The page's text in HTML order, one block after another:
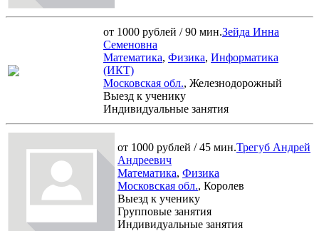
от 1000 рублей / 90 мин.Зейда Инна
Семеновна
Математика, Физика, Информатика
(ИКТ)
Московская обл., Железнодорожный
Выезд к ученику
Индивидуальные занятия
от 1000 рублей / 45 мин.Трегуб Андрей
Андреевич
Математика, Физика
Московская обл., Королев
Выезд к ученику
Групповые занятия
Индивидуальные занятия